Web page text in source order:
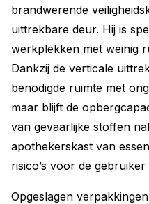
brandwerende
uittrekbare deur. Hij is
werkplekken met weinig
Dankzij de verticale
benodigde ruimte met
maar blijft de
van gevaarlijke stoffen
apothekerskast van
risico’s voor de
Opgeslagen